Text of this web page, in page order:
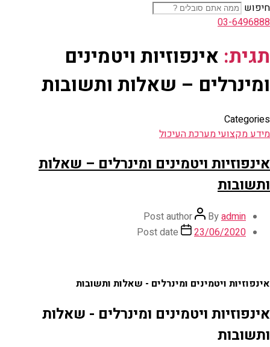
חיפוש
03-6496888
תגית: אינפוזיות ויטמינים
ומינרלים – שאלות ותשובות
Categories
מידע מקצועי מערכת העיכול
אינפוזיות ויטמינים ומינרלים – שאלות
ותשובות
Post author Byadmin
Post date
23/06/2020
אינפוזיות ויטמינים ומינרלים - שאלות ותשובות
אינפוזיות ויטמינים ומינרלים - שאלות
ותשובות